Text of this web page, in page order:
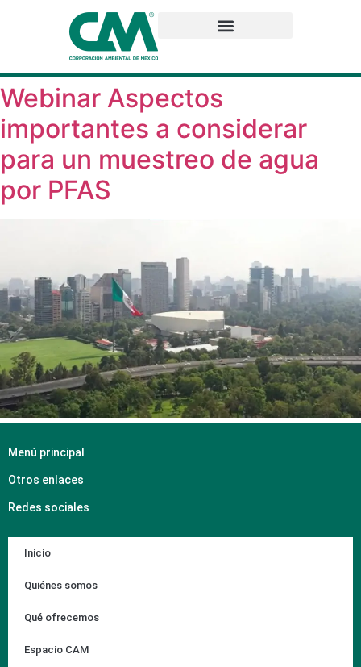
Webinar Aspectos
importantes a considerar
para un muestreo de agua
por PFAS
Menú principal
Otros enlaces
Redes sociales
Inicio
Quiénes somos
Qué ofrecemos
Espacio CAM